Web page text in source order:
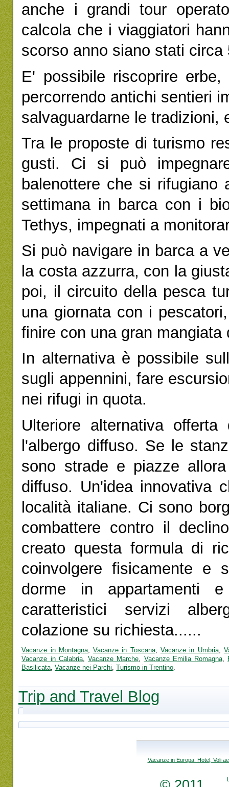
anche i grandi tour
calcola che i viaggiatori
scorso anno siano stati circa
E' possibile riscoprire
percorrendo antichi sentieri
salvaguardarne le tradizioni,
Tra le proposte di turismo
gusti. Ci si può
balenottere che si rifugiano
settimana in barca con i
Tethys, impegnati a
Si può navigare in barca a
la costa azzurra, con la
poi, il circuito della pesca
una giornata con i
finire con una gran mangiata
In alternativa è possibile
sugli appennini, fare
nei rifugi in quota.
Ulteriore alternativa
l'albergo diffuso. Se le
sono strade e piazze
diffuso. Un'idea innovativa
località italiane. Ci sono
combattere contro il
creato questa formula di
coinvolgere fisicamente e
dorme in appartamenti
caratteristici servizi
colazione su richiesta......
Vacanze in Montagna,Vacanze in Toscana, Vacanze in Umbria,
Vacanze in Calabria,Vacanze Marche Vacanze Emilia Romagna
Basilicata ,Vacanze nei Parchi ,Turismo in Trentino
Trip and Travel Blog
Vacanze in Europa. Hotel, Voli